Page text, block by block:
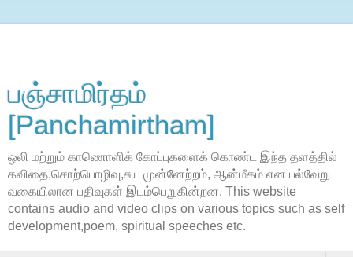
பஞ்சாமிர்தம்
[Panchamirtham]
ஒலி மற்றும் காணொளிக் கோப்புகளைக் கொண்ட இந்த தளத்தில்
கவிதை,சொற்பொழிவு,சுய முன்னேற்றம், ஆன்மீகம் என பல்வேறு
வகையிலான பதிவுகள் இடம்பெறுகின்றன. This website
contains audio and video clips on various topics such as self
development,poem, spiritual speeches etc.